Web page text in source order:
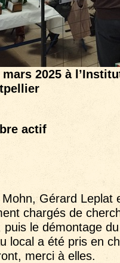
2025 à
actif
Gérard Leplat
chargés de
puis le démontage
local a été pris en
merci à elles.